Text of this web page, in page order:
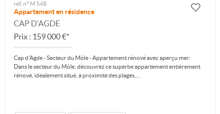
ref. n° M 548
Appartement en résidence
CAP D'AGDE
Prix : 159 000 €*
Cap d'Agde - Secteur du Môle - Appartement rénové avec aperçu mer:
Dans le secteur du Môle, découvrez ce superbe appartement entièrement
rénové, idéalement situé, à proximité des plages,...